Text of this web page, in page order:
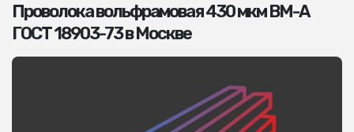
Проволока вольфрамовая 430 мкм ВМ-А
ГОСТ 18903-73 в Москве